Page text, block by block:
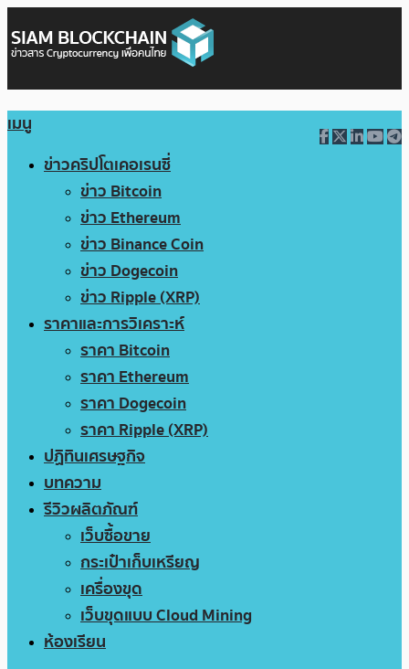
เมนู
ข่าวคริปโตเคอเรนซี่
ข่าว Bitcoin
ข่าว Ethereum
ข่าว Binance Coin
ข่าว Dogecoin
ข่าว Ripple (XRP)
ราคาและการวิเคราะห์
ราคา Bitcoin
ราคา Ethereum
ราคา Dogecoin
ราคา Ripple (XRP)
ปฏิทินเศรษฐกิจ
บทความ
รีวิวผลิตภัณฑ์
เว็บซื้อขาย
กระเป๋าเก็บเหรียญ
เครื่องขุด
เว็บขุดแบบ Cloud Mining
ห้องเรียน